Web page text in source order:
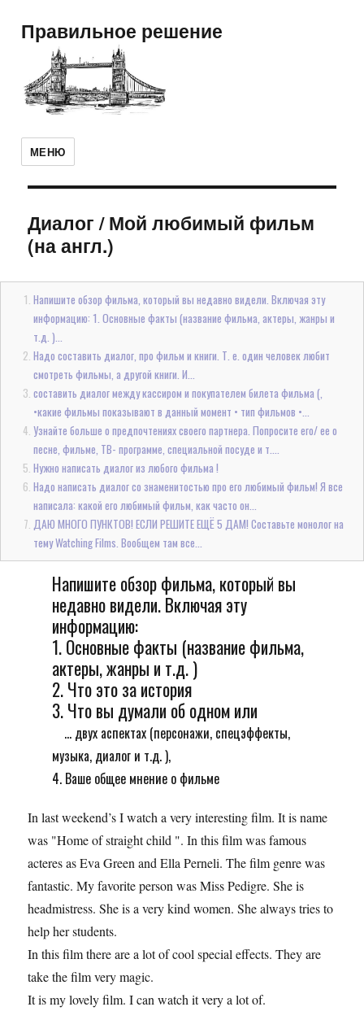
Правильное решение
МЕНЮ
Диалог/Мой любимый фильм
(на англ.)
Напишите обзор фильма, который вы недавно видели. Включая эту
информацию: 1. Основные факты (название фильма, актеры, жанры и
т.д. )...
Надо составить диалог, про фильм и книги. Т. е. один человек любит
смотреть фильмы, а другой книги. И...
составить диалог между кассиром и покупателем билета фильма (,
•какие фильмы показывают в данный момент • тип фильмов •...
Узнайте больше о предпочтениях своего партнера. Попросите его/ ее о
песне, фильме, ТВ- программе, специальной посуде и т....
Нужно написать диалог из любого фильма !
Надо написать диалог со знаменитостью про его любимый фильм! Я все
написала: какой его любимый фильм, как часто он...
ДАЮ МНОГО ПУНКТОВ! ЕСЛИ РЕШИТЕ ЕЩЁ 5 ДАМ! Составьте монолог на
тему Watching Films. Вообщем там все...
Напишите обзор фильма, который вы
недавно видели. Включая эту
информацию:
1. Основные факты (название фильма,
актеры, жанры и т.д. )
2. Что это за история
3. Что вы думали об одном или
... двух аспектах (персонажи, спецэффекты,
музыка, диалог и т.д. ),
4. Ваше общее мнение о фильме
In last weekend’s I watch a very interesting film. It is name
was "Home of straight child ". In this film was famous
acteres as Eva Green and Ella Perneli. The film genre was
fantastic. My favorite person was Miss Pedigre. She is
headmistress. She is a very kind women. She always tries to
help her students.
In this film there are a lot of cool special effects. They are
take the film very magic.
It is my lovely film. I can watch it very a lot of.